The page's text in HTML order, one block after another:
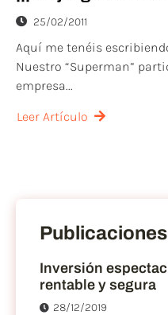
25/02/2011
Aquí me tenéis
Nuestro “Superman”
empresa...
Leer Artículo
Inversión
rentable y segura
28/12/2019